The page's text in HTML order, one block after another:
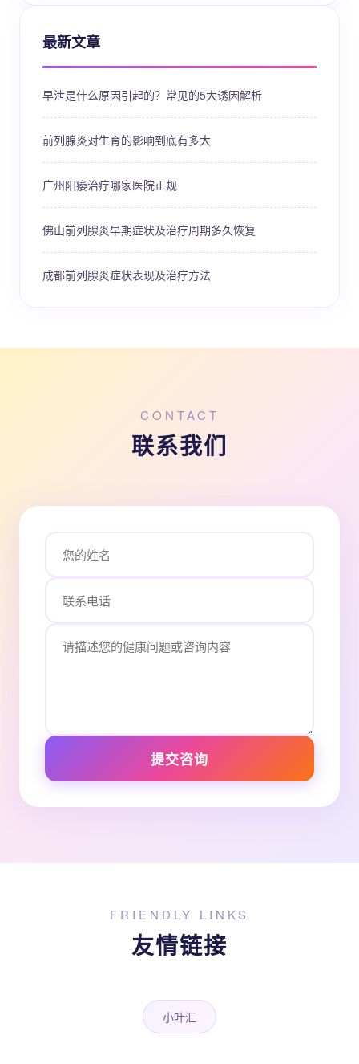
最新文章
早泄是什么原因引起的？常见的5大诱因解析
前列腺炎对生育的影响到底有多大
广州阳痿治疗哪家医院正规
佛山前列腺炎早期症状及治疗周期多久恢复
成都前列腺炎症状表现及治疗方法
CONTACT
联系我们
提交咨询
FRIENDLY LINKS
友情链接
小叶汇